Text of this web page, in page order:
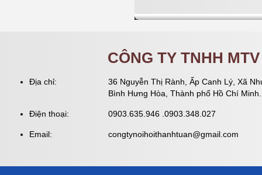
CÔNG TY TNHH
Địa chỉ:
36 Nguyễn Thị Rành, Ấp Canh Lý, Xã
Bình Hưng Hòa, Thành phố Hồ Chí Minh.
Điện thoại: 0903.635.946 .0903.348.027
Email: congtynoihoithanhtuan@gmail.com